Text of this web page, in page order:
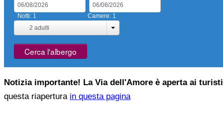
2 adulti
Notti: 1 Camere: 1
Cerca l'albergo
Notizia importante! La Via dell'Amore è aperta ai
questa riapertura in questa pagina